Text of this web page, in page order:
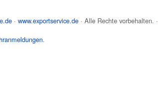
·www.exportservice.de · Alle Rechte vorbehalten. ·
.